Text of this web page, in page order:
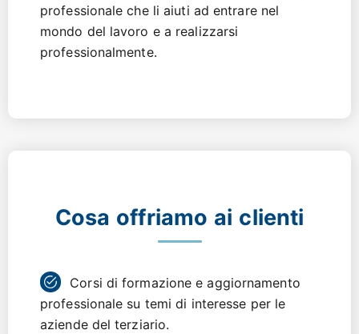
professionale che li aiuti ad entrare nel
mondo del lavoro e a realizzarsi
professionalmente.
Cosa offriamo ai clienti
Corsi di formazione e aggiornamento
professionale su temi di interesse per le
aziende del terziario.